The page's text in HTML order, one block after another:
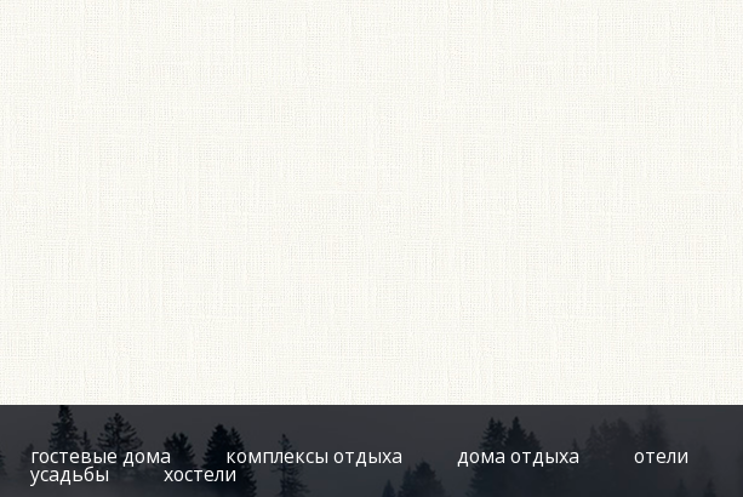
гостевые дома комплексы отдыха дома отдыха отели
усадьбы хостели